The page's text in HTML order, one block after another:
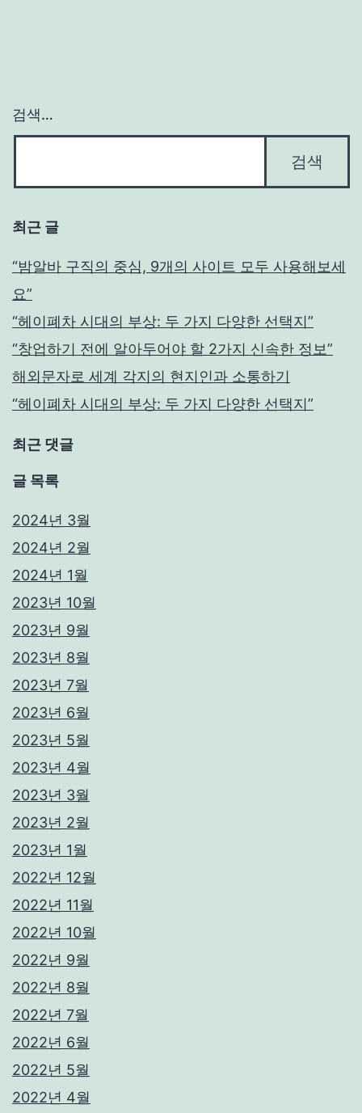
검색…
최근 글
“밤알바 구직의 중심, 9개의 사이트 모두 사용해보세
요”
“헤이폐차 시대의 부상: 두 가지 다양한 선택지”
“창업하기 전에 알아두어야 할 2가지 신속한 정보”
해외문자로 세계 각지의 현지인과 소통하기
“헤이폐차 시대의 부상: 두 가지 다양한 선택지”
최근 댓글
글 목록
2024년 3월
2024년 2월
2024년 1월
2023년 10월
2023년 9월
2023년 8월
2023년 7월
2023년 6월
2023년 5월
2023년 4월
2023년 3월
2023년 2월
2023년 1월
2022년 12월
2022년 11월
2022년 10월
2022년 9월
2022년 8월
2022년 7월
2022년 6월
2022년 5월
2022년 4월